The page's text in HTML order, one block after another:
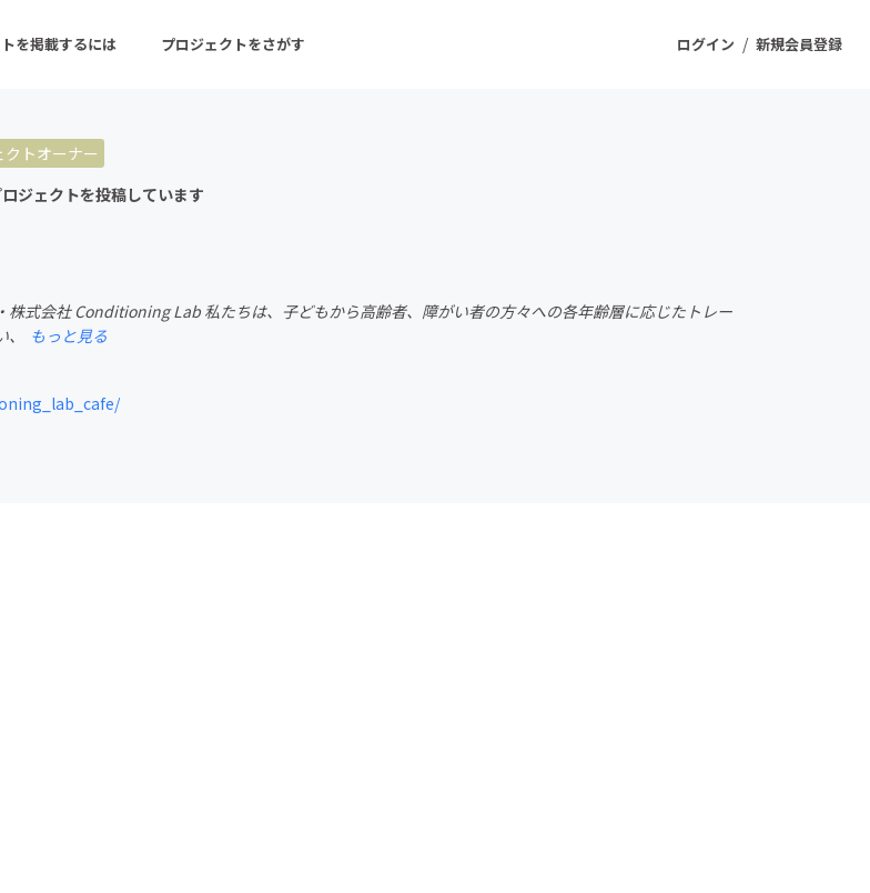
ログイン / 新規会員登録
を掲載するには プロジェクトをさがす
新着プロジェクト
ビス開発 フード・飲食店
ファッション
クトオーナー
ジェクトを投稿しています
株式会社 Conditioning Lab 私たちは、子どもから高齢者、障がい者の方々への各年齢層に応じたトレー
もっと見る